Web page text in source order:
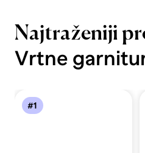
Najtraženiji
Vrtne
#1